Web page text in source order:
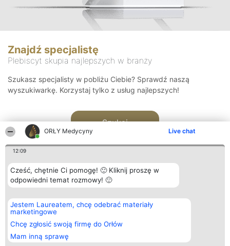
ORŁY Medycyny Live chat
12:09
Cześć, chętnie Ci pomogę! 🙂 Kliknij proszę w
odpowiedni temat rozmowy! 🙂
Jestem Laureatem, chcę odebrać materiały
marketingowe
Chcę zgłosić swoją firmę do Orłów
Mam inną sprawę
Znajdź specjalistę
Plebiscyt skupia najlepszych w branży
Szukasz specjalisty w pobliżu Ciebie? Sprawdź naszą
wyszukiwarkę. Korzystaj tylko z usług najlepszych!
Szukaj
Organizator plebiscytu
Bright Side Solutions sp. z o.
o. sp. k.
ul. Ruska 22
Wrocław 50-079
KRS 0000749100 | Regon
381313360 | NIP 8943132676
Plebiscyt
Laureaci
wszystkich
Laureatów
Regulamin
Kontakt
Kontakt